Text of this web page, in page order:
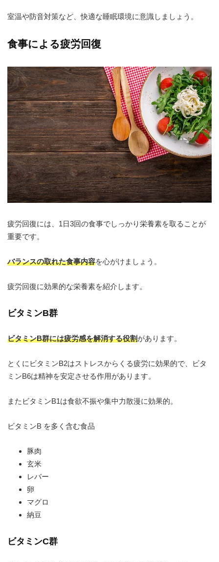
室温や防音対策など、快適な睡眠環境に意識しましょう。
食事による疲労回復
疲労回復には、1日3回の食事でしっかり栄養素を取ることが
重要です。
バランスの取れた食事内容を心がけましょう。
疲労回復に効果的な栄養素を紹介します。
ビタミンB群
ビタミンB群には疲労感を解消する役割があります。
とくにビタミンB2はストレスからくる疲労に効果的で、ビタ
ミンB6は精神を安定させる作用があります。
またビタミンB1は食欲不振や集中力散漫に効果的。
ビタミンB を多く含む食品
豚肉
玄米
レバー
卵
マグロ
納豆
ビタミンC群